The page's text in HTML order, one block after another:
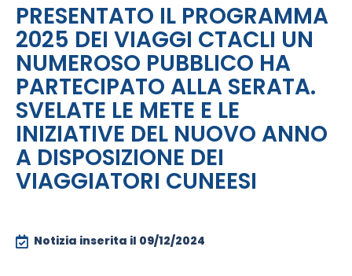
PRESENTATO IL PROGRAMMA
2025 DEI VIAGGI CTACLI UN
NUMEROSO PUBBLICO HA
PARTECIPATO ALLA SERATA.
SVELATE LE METE E LE
INIZIATIVE DEL NUOVO ANNO
A DISPOSIZIONE DEI
VIAGGIATORI CUNEESI
Notizia inserita il 09/12/2024